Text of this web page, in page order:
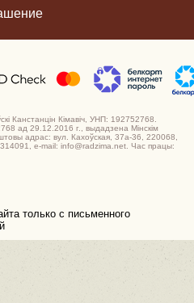
Канстанцін Кімавіч, УНП: 192752768.
ад 29.12.2016 г., выдадзена Мінскім
адрас: вул. Кахоўская, 37а-36, 220068,
e-mail: info@radzima.net. Час працы:
только с письменного